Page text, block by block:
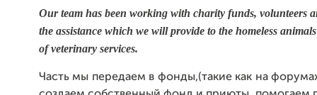
Our team has been working with charity funds, volunteers
the assistance which we will provide to the homeless
of veterinary services.
Часть мы передаем в фонды,(такие как на